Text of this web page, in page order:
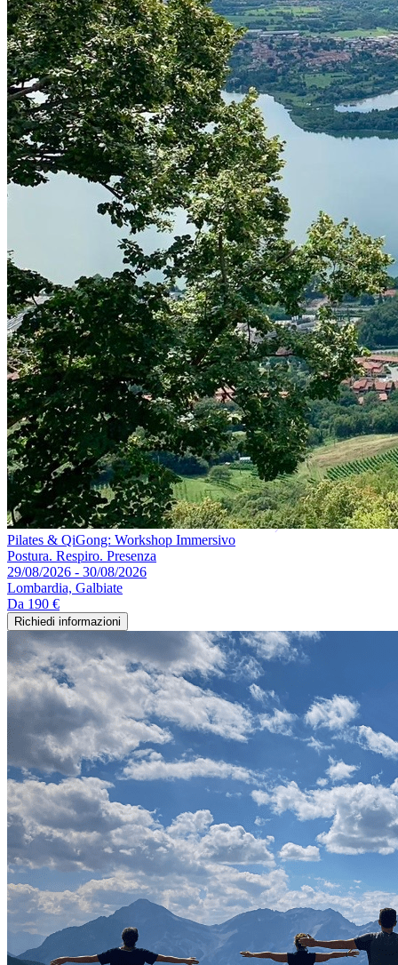
Pilates & QiGong: Workshop Immersivo
Postura. Respiro. Presenza
29/08/2026 - 30/08/2026
Lombardia, Galbiate
Da 190 €
Richiedi informazioni